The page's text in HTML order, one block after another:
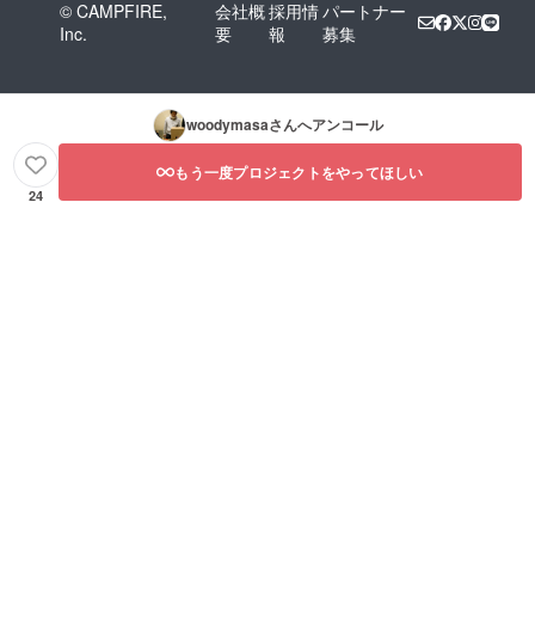
© CAMPFIRE,
Inc.
会社概
要
採用情
報
パートナー
募集
woodymasaさんへアンコール
24
もう一度プロジェクトをやってほしい